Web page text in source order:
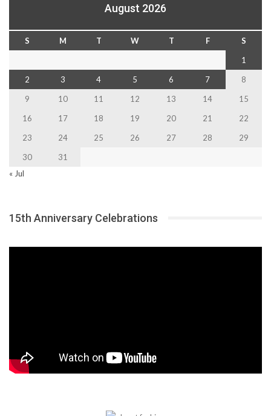
August 2026
S M T W T F
S
1
2
3 4 5 6 7
8
9
10 11 12 13 14
15
16
17 18 19 20 21
22
23
24 25 26 27 28
29
30
31
« Jul
15th Anniversary Celebrations